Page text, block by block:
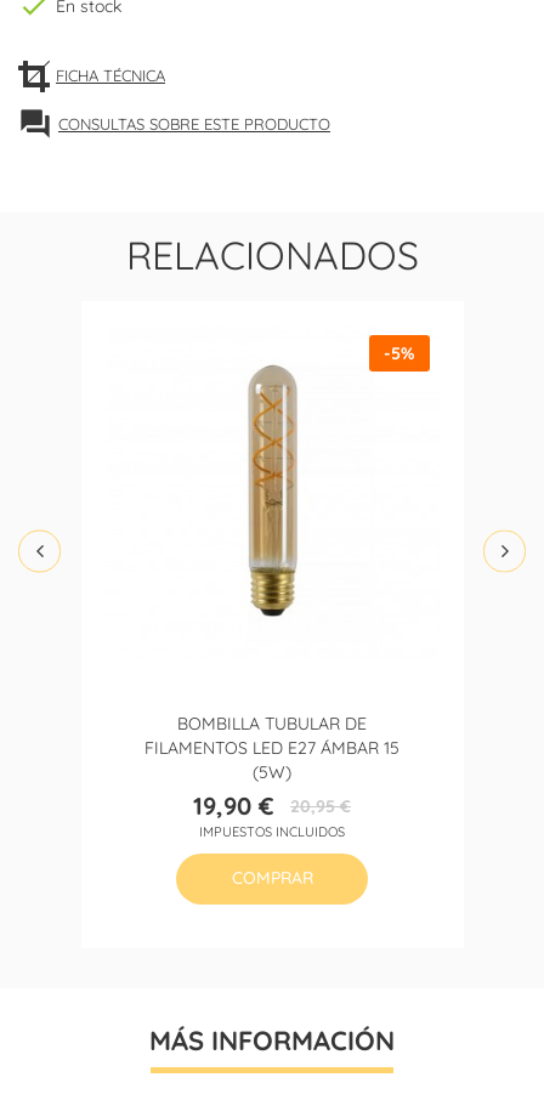
En stock
FICHA TÉCNICA
forum CONSULTAS SOBRE ESTE PRODUCTO
RELACIONADOS
BOMBILLA TUBULAR DE
FILAMENTOS LED E27 ÁMBAR 15
(5W)
Precio
19,90 €Precio
base
20,95 €
IMPUESTOS INCLUIDOS
-5%
COMPRAR
MÁS INFORMACIÓN